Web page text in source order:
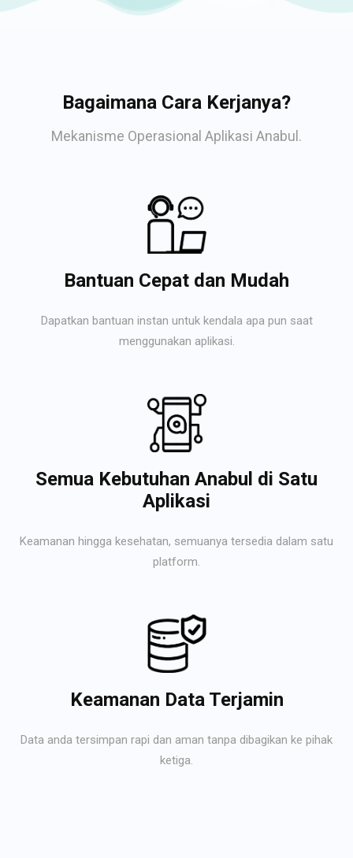
Bagaimana Cara Kerjanya?
Mekanisme Operasional Aplikasi Anabul.
Bantuan Cepat dan Mudah
Dapatkan bantuan instan untuk kendala apa pun saat
menggunakan aplikasi.
Semua Kebutuhan Anabul di Satu
Aplikasi
Keamanan hingga kesehatan, semuanya tersedia dalam satu
platform.
Keamanan Data Terjamin
Data anda tersimpan rapi dan aman tanpa dibagikan ke pihak
ketiga.